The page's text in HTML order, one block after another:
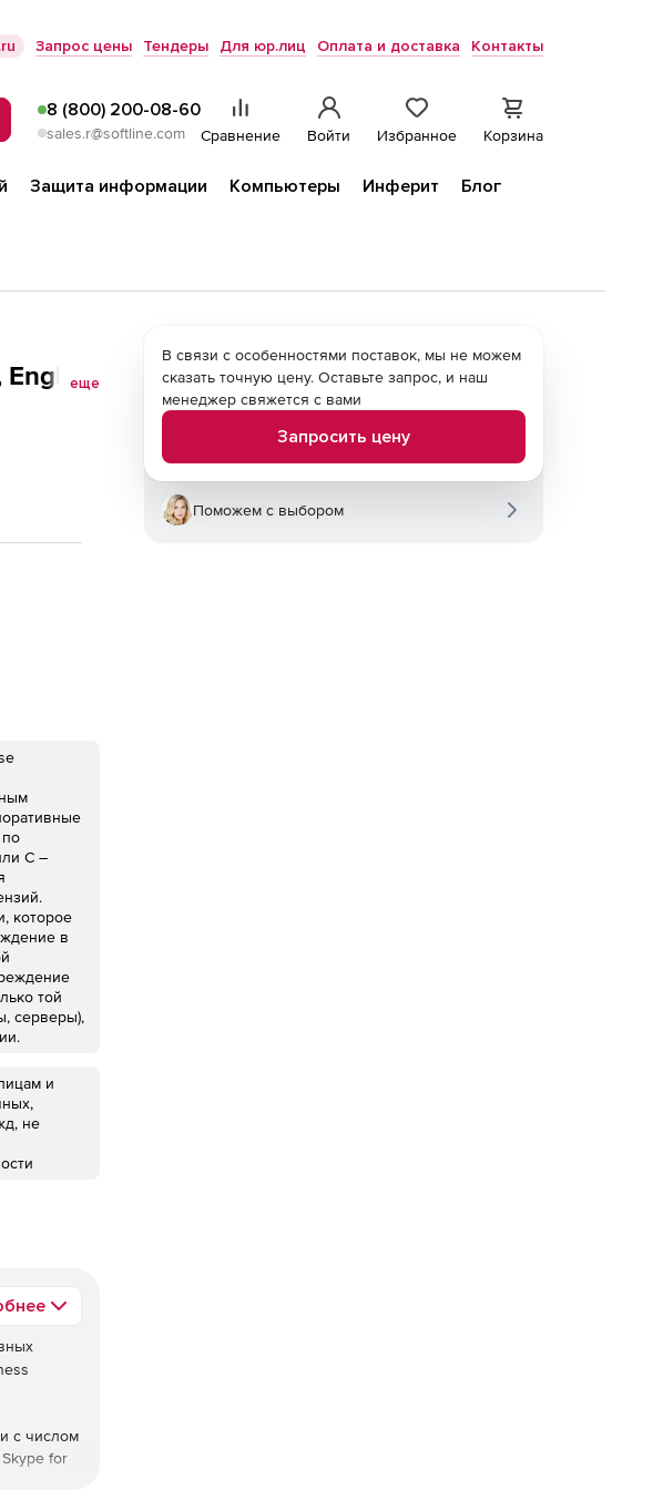
Запрос цены Тендеры Для юр.лиц Оплата и доставка Контакты
8 (800) 200-08-60
sales.r@softline.com Сравнение Войти Избранное Корзина
Защита информации Компьютеры Инферит
Блог
English
еще
С –
которое
в
той
серверы),
и
не
с числом
for
В связи с особенностями поставок, мы не можем
сказать точную цену. Оставьте запрос, и наш
менеджер свяжется с вами
Запросить цену
Поможем с выбором